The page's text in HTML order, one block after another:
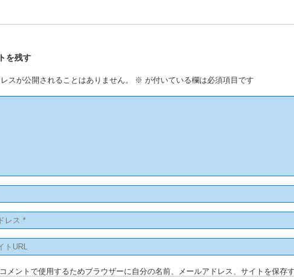
を残す
スが公開されることはありません。 ※ が付いている欄は必須項目です
メントで使用するためブラウザーに自分の名前、メールアドレス、サイトを保存